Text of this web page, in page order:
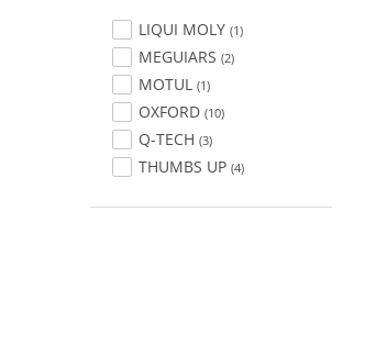
LIQUI MOLY (1)
MEGUIARS (2)
MOTUL (1)
OXFORD (10)
Q-TECH (3)
THUMBS UP (4)